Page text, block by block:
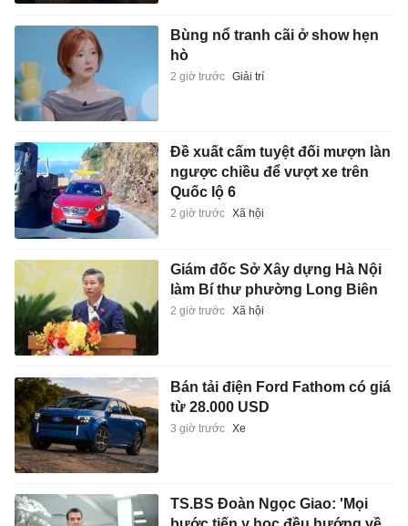
Bùng nổ tranh cãi ở show hẹn
hò
2 giờ trước Giải trí
Đề xuất cấm tuyệt đối mượn làn
ngược chiều để vượt xe trên
Quốc lộ 6
2 giờ trước Xã hội
Giám đốc Sở Xây dựng Hà Nội
làm Bí thư phường Long Biên
2 giờ trước Xã hội
Bán tải điện Ford Fathom có giá
từ 28.000 USD
3 giờ trước Xe
TS.BS Đoàn Ngọc Giao: 'Mọi